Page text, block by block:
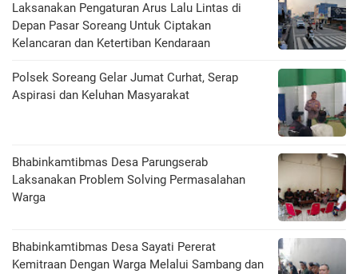
Laksanakan Pengaturan Arus Lalu Lintas di
Depan Pasar Soreang Untuk Ciptakan
Kelancaran dan Ketertiban Kendaraan
Polsek Soreang Gelar Jumat Curhat, Serap
Aspirasi dan Keluhan Masyarakat
Bhabinkamtibmas Desa Parungserab
Laksanakan Problem Solving Permasalahan
Warga
Bhabinkamtibmas Desa Sayati Pererat
Kemitraan Dengan Warga Melalui Sambang dan